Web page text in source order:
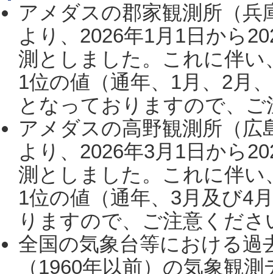
アメダスの郡家観測所（
より、2026年1月1日から
測としました。これに伴い
1位の値（通年、1月、2月
となっておりますので、
アメダスの高野観測所（
より、2026年3月1日から
測としました。これに伴い
1位の値（通年、3月及び4
りますので、ご注意くだ
全国の気象台等における過
（1960年以前）の気象観